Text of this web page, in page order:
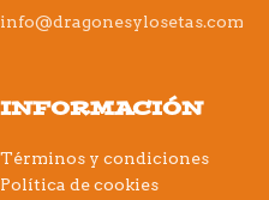
info@dragonesylosetas.com
INFORMACIÓN
Términos y condiciones
Política de cookies